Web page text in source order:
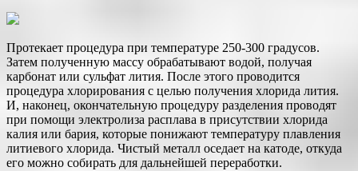
Протекает процедура при температуре 250-300 градусов.
Затем полученную массу обрабатывают водой, получая
карбонат или сульфат лития. После этого проводится
процедура хлорирования с целью получения хлорида лития.
И, наконец, окончательную процедуру разделения проводят
при помощи электролиза расплава в присутствии хлорида
калия или бария, которые понижают температуру плавления
литиевого хлорида. Чистый металл оседает на катоде, откуда
его можно собирать для дальнейшей переработки.